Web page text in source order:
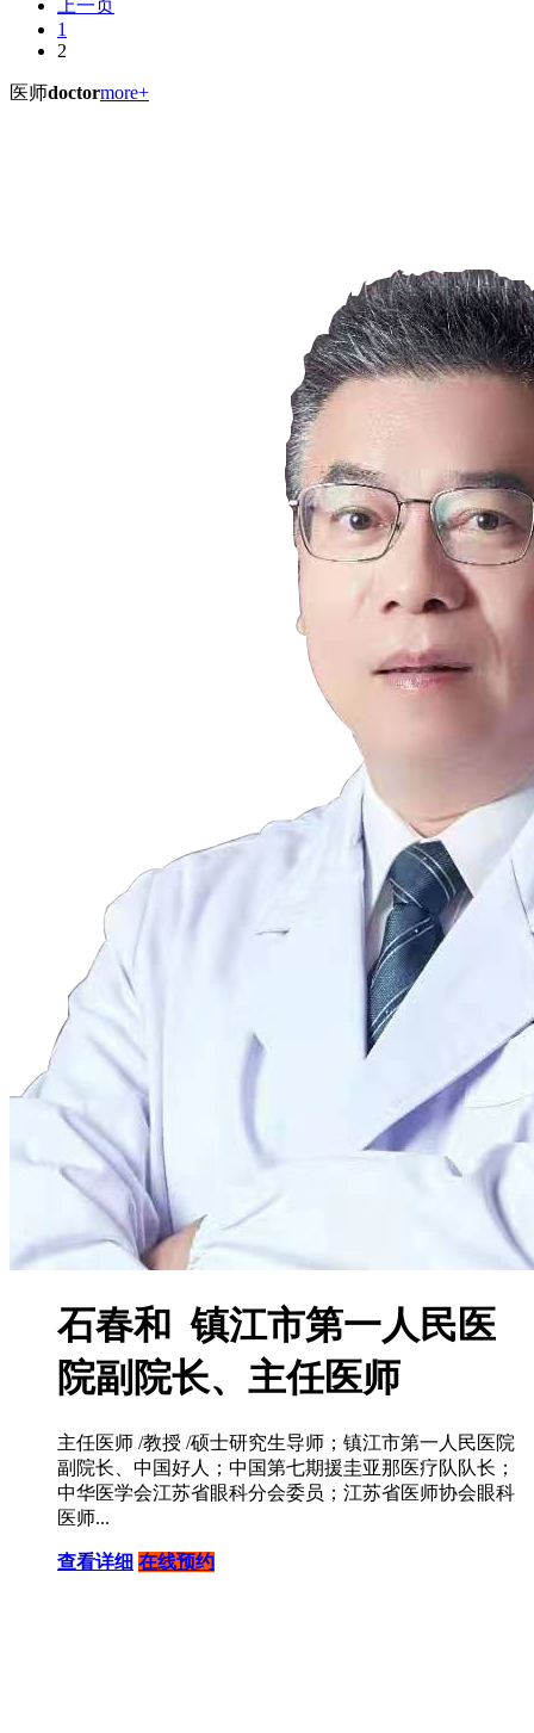
上一页
1
2
医师doctormore+
石春和 镇江市第一人民医
院副院长、主任医师
主任医师 /教授 /硕士研究生导师；镇江市第一人民医院
副院长、中国好人；中国第七期援圭亚那医疗队队长；
中华医学会江苏省眼科分会委员；江苏省医师协会眼科
医师...
查看详细 在线预约